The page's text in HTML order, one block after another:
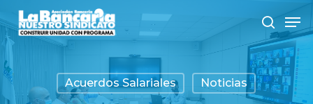
to
main
content
search
Acuerdos Salariales Noticias